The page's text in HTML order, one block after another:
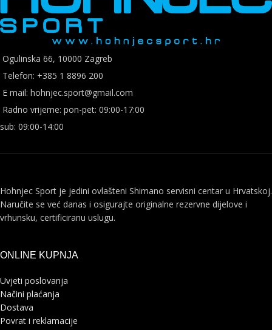
Ogulinska 66, 10000 Zagreb
Telefon: +385 1 8896 200
E mail: hohnjec.sport@gmail.com
Radno vrijeme: pon-pet: 09:00-17:00
sub: 09:00-14:00
Hohnjec Sport je jedini ovlašteni Shimano servisni centar u Hrvatskoj.
Naručite se već danas i osigurajte originalne rezervne dijelove i
vrhunsku, certificiranu uslugu.
ONLINE KUPNJA
Uvjeti poslovanja
Načini plaćanja
Dostava
Povrat i reklamacije